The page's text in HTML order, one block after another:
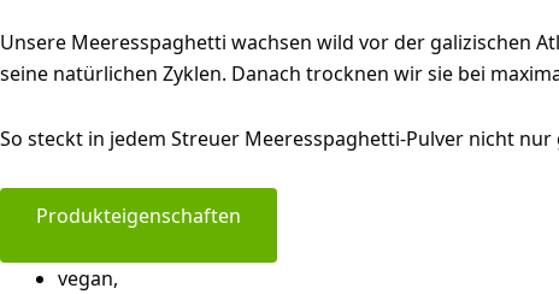
Unsere Meeresspaghetti wachsen wild vor der galizischen
seine natürlichen Zyklen. Danach trocknen wir sie bei
So steckt in jedem Streuer Meeresspaghetti-Pulver nicht
Produkteigenschaften
vegan,